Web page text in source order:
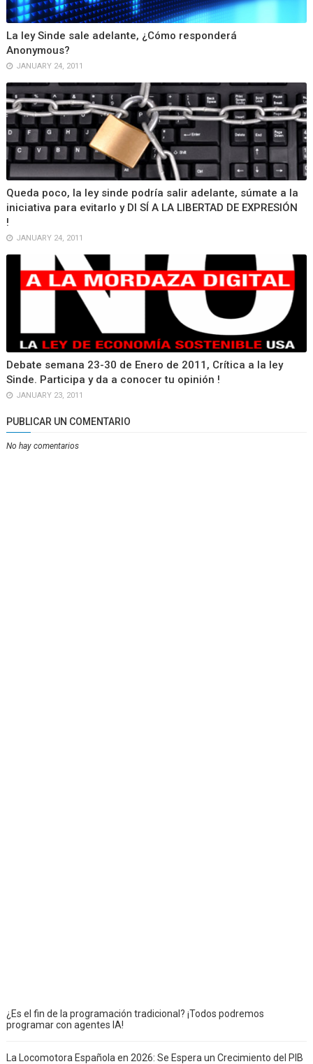
La ley Sinde sale adelante, ¿Cómo responderá
Anonymous?
JANUARY 24, 2011
Queda poco, la ley sinde podría salir adelante, súmate a la
iniciativa para evitarlo y DI SÍ A LA LIBERTAD DE EXPRESIÓN
!
JANUARY 24, 2011
Debate semana 23-30 de Enero de 2011, Crítica a la ley
Sinde. Participa y da a conocer tu opinión !
JANUARY 23, 2011
PUBLICAR UN COMENTARIO
No hay comentarios
¿Es el fin de la programación tradicional? ¡Todos podremos
programar con agentes IA!
La Locomotora Española en 2026: Se Espera un Crecimiento del PIB